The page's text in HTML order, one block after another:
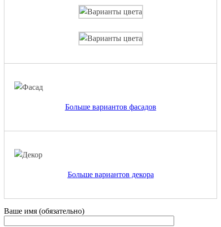
Больше вариантов фасадов
Больше вариантов декора
Ваше имя (обязательно)